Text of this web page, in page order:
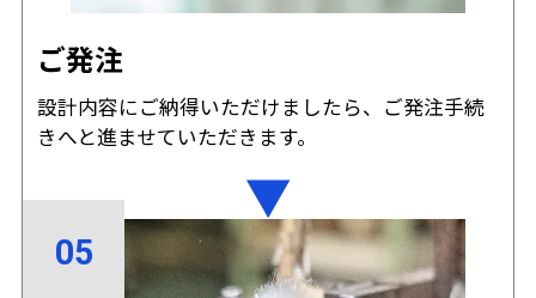
ご発注
設計内容にご納得いただけましたら、ご発注手続
きへと進ませていただきます。